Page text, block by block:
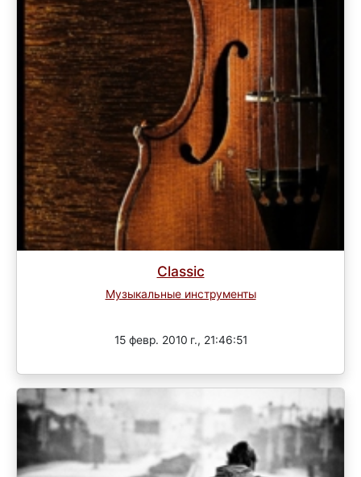
Classic
Музыкальные инструменты
15 февр. 2010 г., 21:46:51